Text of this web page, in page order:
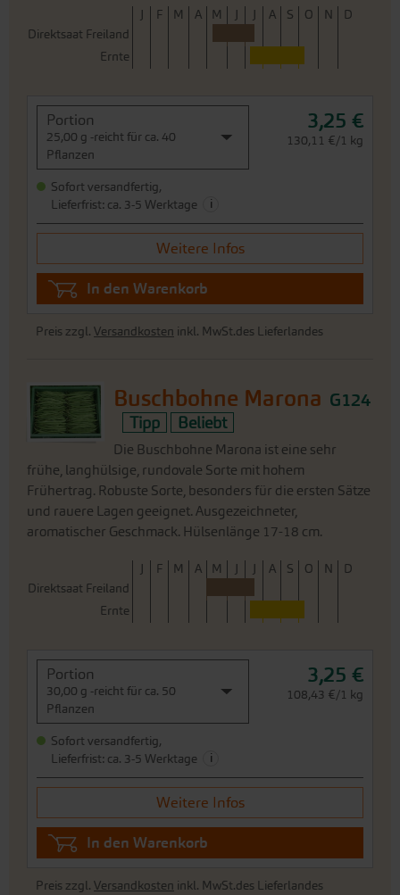
J F M A M J J A S O N
D
Direktsaat Freiland
Ernte
Portion
25,00 g -reicht für ca. 40
Pflanzen
3,25 €
130,11 €/1 kg
Sofort versandfertig,
Lieferfrist: ca. 3-5 Werktage
i
Weitere Infos
In den Warenkorb
Preis zzgl. Versandkosten inkl. MwSt.des Lieferlandes
Buschbohne Marona G124
Tipp Beliebt
Die Buschbohne Marona ist eine sehr
frühe, langhülsige, rundovale Sorte mit hohem
Frühertrag. Robuste Sorte, besonders für die ersten Sätze
und rauere Lagen geeignet. Ausgezeichneter,
aromatischer Geschmack. Hülsenlänge 17-18 cm.
J F M A M J J A S O N
D
Direktsaat Freiland
Ernte
Portion
30,00 g -reicht für ca. 50
Pflanzen
3,25 €
108,43 €/1 kg
Sofort versandfertig,
Lieferfrist: ca. 3-5 Werktage
i
Weitere Infos
In den Warenkorb
Preis zzgl. Versandkosten inkl. MwSt.des Lieferlandes